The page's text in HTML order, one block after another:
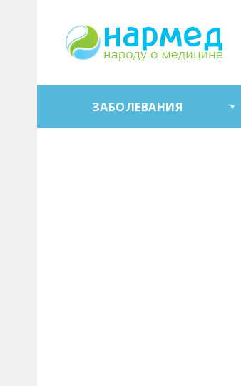
ЗАБОЛЕВАНИЯ